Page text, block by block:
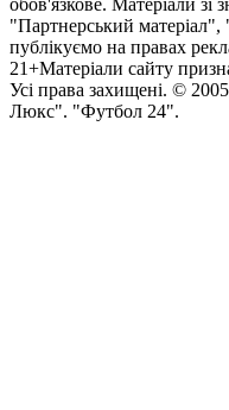
обов'язкове. Матеріали
"Партнерський
публікуємо на правах
21+Матеріали сайту
Усi права захищенi. ©
Люкс". "Футбол 24".